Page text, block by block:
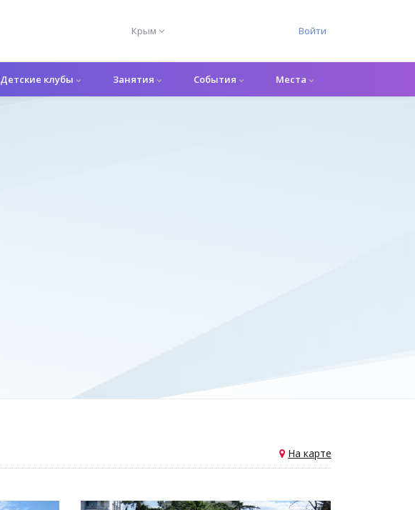
Крым Войти
Детские клубы Занятия События Места
На карте